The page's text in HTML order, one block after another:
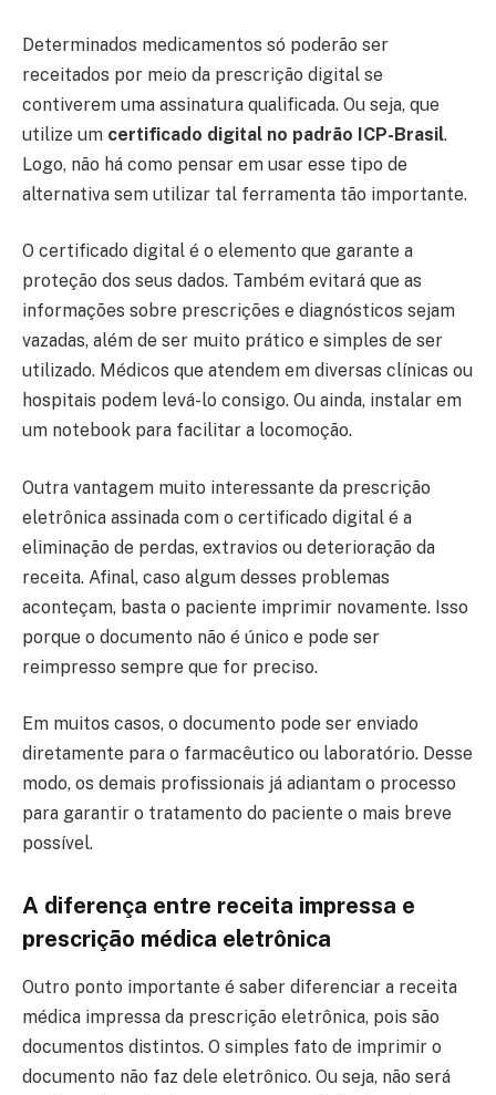
Determinados medicamentos só poderão ser
receitados por meio da prescrição digital se
contiverem uma assinatura qualificada. Ou seja, que
utilize um certificado digital no padrão ICP-Brasil.
Logo, não há como pensar em usar esse tipo de
alternativa sem utilizar tal ferramenta tão importante.
O certificado digital é o elemento que garante a
proteção dos seus dados. Também evitará que as
informações sobre prescrições e diagnósticos sejam
vazadas, além de ser muito prático e simples de ser
utilizado. Médicos que atendem em diversas clínicas ou
hospitais podem levá-lo consigo. Ou ainda, instalar em
um notebook para facilitar a locomoção.
Outra vantagem muito interessante da prescrição
eletrônica assinada com o certificado digital é a
eliminação de perdas, extravios ou deterioração da
receita. Afinal, caso algum desses problemas
aconteçam, basta o paciente imprimir novamente. Isso
porque o documento não é único e pode ser
reimpresso sempre que for preciso.
Em muitos casos, o documento pode ser enviado
diretamente para o farmacêutico ou laboratório. Desse
modo, os demais profissionais já adiantam o processo
para garantir o tratamento do paciente o mais breve
possível.
A diferença entre receita impressa e
prescrição médica eletrônica
Outro ponto importante é saber diferenciar a receita
médica impressa da prescrição eletrônica, pois são
documentos distintos. O simples fato de imprimir o
documento não faz dele eletrônico. Ou seja, não será